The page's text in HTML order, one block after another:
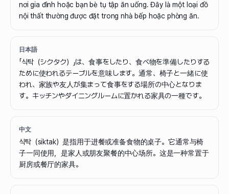
nơi gia đình hoặc bạn bè tụ tập ăn uống. Đây là một loại đồ
nội thất thường được đặt trong nhà bếp hoặc phòng ăn.
日本語
「식탁（シクタク）」は、食事をしたり、食べ物を準備したりする
ために使われるテーブルを意味します。通常、椅子と一緒に使
われ、家族や友人が集まって食事をする場所の中心となりま
す。キッチンやダイニングルームに置かれる家具の一種です。
中文
식탁（siktak）是指用于进餐或准备食物的桌子。它通常与椅
子一同使用，是家人或朋友聚餐的中心场所。这是一种常置于
厨房或餐厅的家具。